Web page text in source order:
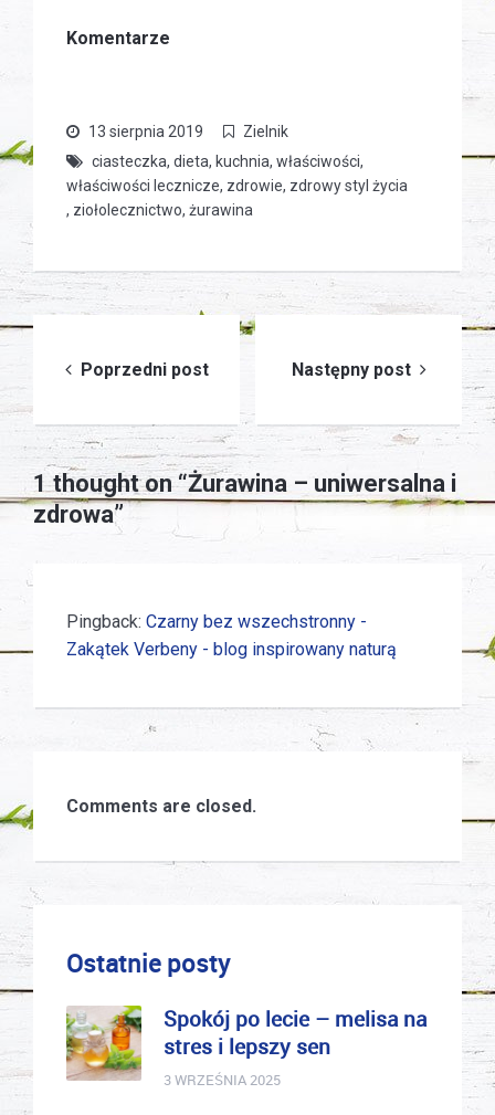
Komentarze
13 sierpnia 2019
Zielnik
ciasteczka, dieta, kuchnia, właściwości,
właściwości lecznicze, zdrowie, zdrowy styl życia
, ziołolecznictwo, żurawina
wpisu
Poprzedni post Następny post
1 thought on “Żurawina – uniwersalna i
zdrowa”
Pingback: Czarny bez wszechstronny -
Zakątek Verbeny - blog inspirowany naturą
Comments are closed.
Ostatnie posty
Spokój po lecie – melisa na
stres i lepszy sen
3 WRZEŚNIA 2025